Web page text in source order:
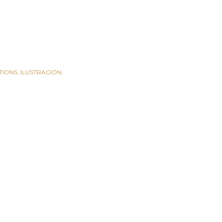
ILUSTRACIÓN